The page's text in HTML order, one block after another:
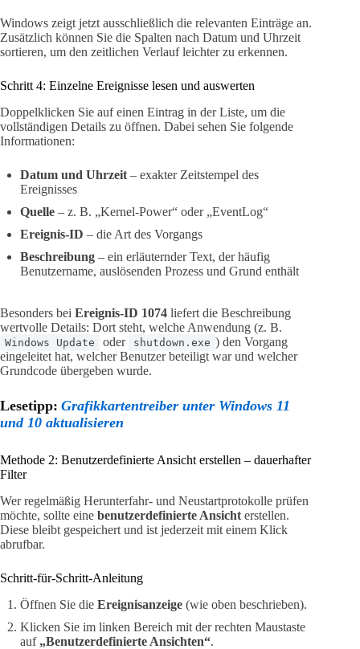
Windows zeigt jetzt ausschließlich die relevanten Einträge an.
Zusätzlich können Sie die Spalten nach Datum und Uhrzeit
sortieren, um den zeitlichen Verlauf leichter zu erkennen.
Schritt 4: Einzelne Ereignisse lesen und auswerten
Doppelklicken Sie auf einen Eintrag in der Liste, um die
vollständigen Details zu öffnen. Dabei sehen Sie folgende
Informationen:
Datum und Uhrzeit – exakter Zeitstempel des
Ereignisses
Quelle – z. B. „Kernel-Power“ oder „EventLog“
Ereignis-ID – die Art des Vorgangs
Beschreibung – ein erläuternder Text, der häufig
Benutzername, auslösenden Prozess und Grund enthält
Besonders bei Ereignis-ID 1074 liefert die Beschreibung
wertvolle Details: Dort steht, welche Anwendung (z. B.
Windows Update oder shutdown.exe ) den Vorgang
eingeleitet hat, welcher Benutzer beteiligt war und welcher
Grundcode übergeben wurde.
Lesetipp: Grafikkartentreiber unter Windows 11
und 10 aktualisieren
Methode 2: Benutzerdefinierte Ansicht erstellen – dauerhafter
Filter
Wer regelmäßig Herunterfahr- und Neustartprotokolle prüfen
möchte, sollte eine benutzerdefinierte Ansicht erstellen.
Diese bleibt gespeichert und ist jederzeit mit einem Klick
abrufbar.
Schritt-für-Schritt-Anleitung
Öffnen Sie die Ereignisanzeige (wie oben beschrieben).
Klicken Sie im linken Bereich mit der rechten Maustaste
auf „Benutzerdefinierte Ansichten“.